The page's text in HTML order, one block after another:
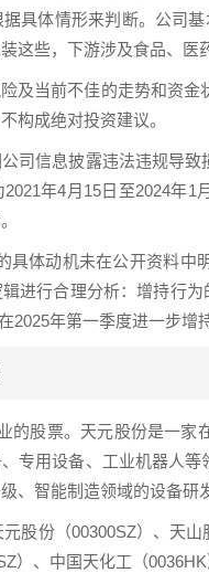
具体情形来判断。公司
这些，下游涉及食品、医
及当前不佳的走势和资
构成绝对投资建议。
司信息披露违法违规导
年4月15日至2024年
具体动机未在公开资料
进行合理分析：增持行
2025年第一季度进一步增
的股票。天元股份是一
专用设备、工业机器人
、智能制造领域的设备研
元股份（00300SZ）、天
）、中国天化工（